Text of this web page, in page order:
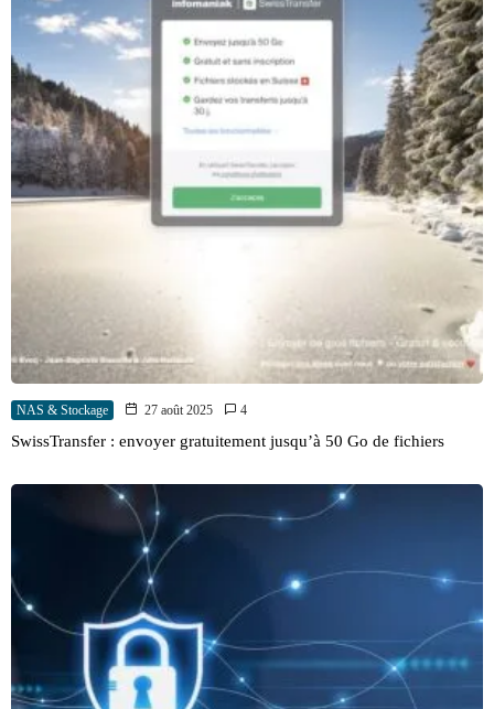
NAS & Stockage 27 août 2025 4
SwissTransfer : envoyer gratuitement jusqu’à 50 Go de fichiers